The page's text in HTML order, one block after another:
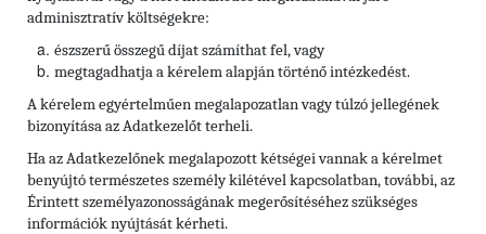
adminisztratív költségekre:
észszerű összegű díjat számíthat fel, vagy
megtagadhatja a kérelem alapján történő intézkedést.
A kérelem egyértelműen megalapozatlan vagy túlzó jellegének
bizonyítása az Adatkezelőt terheli.
Ha az Adatkezelőnek megalapozott kétségei vannak a kérelmet
benyújtó természetes személy kilétével kapcsolatban, további, az
Érintett személyazonosságának megerősítéséhez szükséges
információk nyújtását kérheti.